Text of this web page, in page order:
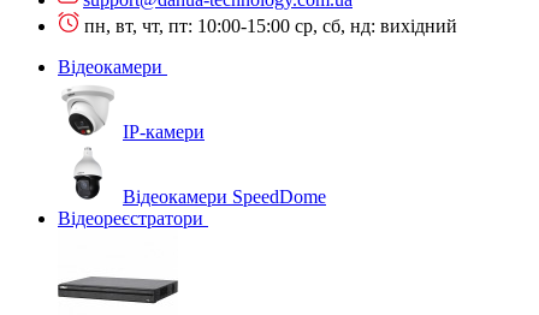
пн, вт, чт, пт: 10:00-15:00 ср, сб, нд: вихідний
Відеокамери
IP-камери
Відеокамери SpeedDome
Відеореєстратори